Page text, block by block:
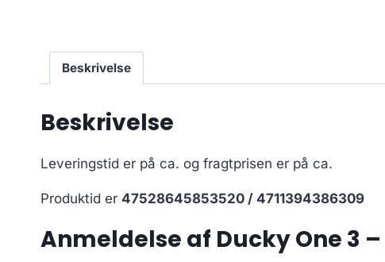
Beskrivelse
Beskrivelse
Leveringstid er på ca. og fragtprisen er på ca.
Produktid er 47528645853520 / 4711394386309
Anmeldelse af Ducky One 3 –